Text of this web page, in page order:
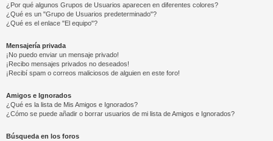
¿Por qué algunos Grupos de Usuarios aparecen en diferentes colores?
¿Qué es un "Grupo de Usuarios predeterminado"?
¿Qué es el enlace "El equipo"?
Mensajería privada
¡No puedo enviar un mensaje privado!
¡Recibo mensajes privados no deseados!
¡Recibí spam o correos maliciosos de alguien en este foro!
Amigos e Ignorados
¿Qué es la lista de Mis Amigos e Ignorados?
¿Cómo se puede añadir o borrar usuarios de mi lista de Amigos e Ignorados?
Búsqueda en los foros